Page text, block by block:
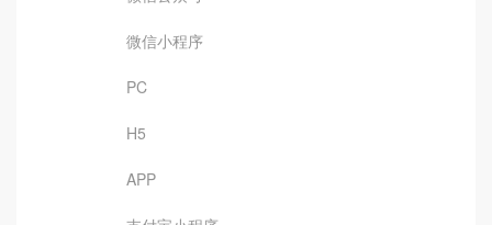
微信小程序
PC
H5
APP